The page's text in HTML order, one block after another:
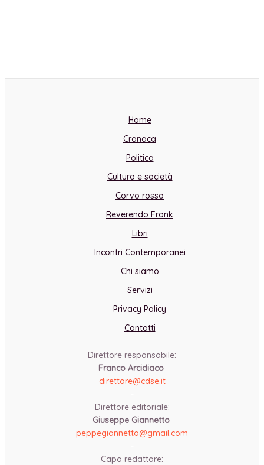
Home
Cronaca
Politica
Cultura e società
Corvo rosso
Reverendo Frank
Libri
Incontri Contemporanei
Chi siamo
Servizi
Privacy Policy
Contatti
Direttore responsabile:
Franco Arcidiaco
direttore@cdse.it
Direttore editoriale:
Giuseppe Giannetto
peppegiannetto@gmail.com
Capo redattore: